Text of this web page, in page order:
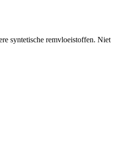
syntetische remvloeistoffen. Niet